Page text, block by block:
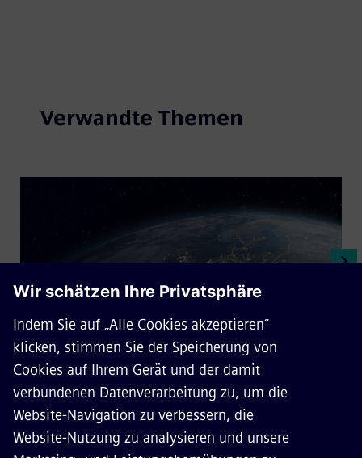
Verwandte Themen
Depot- und Servicenetzwerk
Schienenverkehrsdienste in der Nähe
wichtiger Verkehrswege